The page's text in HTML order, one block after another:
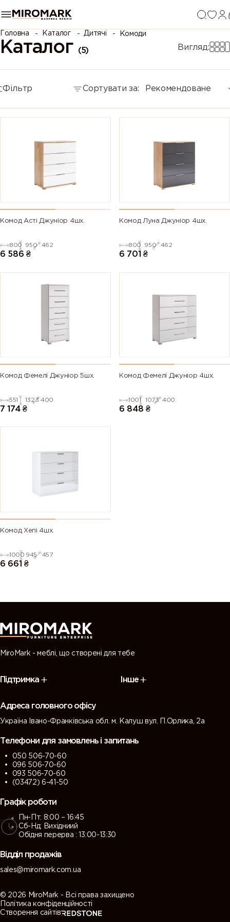
Головна Каталог Дитячі Комоди
Каталог (5) Вигляд:
Фільтр Сортувати за: Рекомендоване
Комод Асті Джуніор 4шх.
800 950 462
6 586 ₴
Комод Луна Джуніор 4шх.
800 950 462
6 701 ₴
Комод Фемелі Джуніор 5шх.
551 1323 400
7 174 ₴
Комод Фемелі Джуніор 4шх.
1001 1073 400
6 848 ₴
Комод Хепі 4шх.
1000 945 457
6 661 ₴
MiroMark - меблі, що створені для тебе
Підтримка Інше
Адреса головного офісу
Україна Івано-Франківська обл. м. Калуш вул. П.Орлика, 2а
Телефони для замовлень і запитань
050 506-70-60
096 506-70-60
093 506-70-60
(03472) 6-41-50
Графік роботи
Пн-Пт: 8:00 – 16:45
Сб-Нд: Вихідниий
Обідня перерва : 13:00-13:30
Відділ продажів
sales@miromark.com.ua
© 2026 MiroMark - Всі права захищено
Політика конфіденційності
Створення сайтів